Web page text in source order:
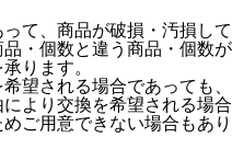
て、商品が破損・汚損して
・個数と違う商品・個数が
ります。
望される場合であっても、
より交換を希望される場合
ご用意できない場合もあり